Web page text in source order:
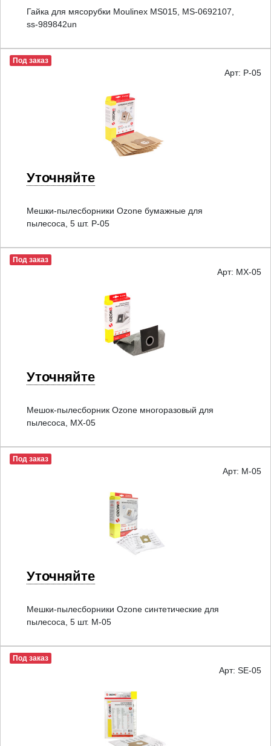
Гайка для мясорубки Moulinex MS015, MS-0692107,
ss-989842un
Под заказ
Арт: P-05
Уточняйте
Мешки-пылесборники Ozone бумажные для
пылесоса, 5 шт. P-05
Под заказ
Арт: MX-05
Уточняйте
Мешок-пылесборник Ozone многоразовый для
пылесоса, MX-05
Под заказ
Арт: M-05
Уточняйте
Мешки-пылесборники Ozone синтетические для
пылесоса, 5 шт. M-05
Под заказ
Арт: SE-05